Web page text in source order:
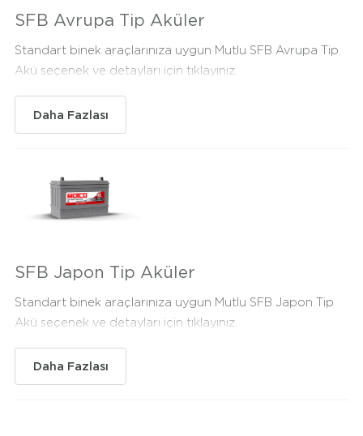
SFB Avrupa Tip Aküler
Standart binek araçlarınıza uygun Mutlu SFB Avrupa Tip
Akü seçenek ve detayları için tıklayınız.
Daha Fazlası
SFB Japon Tip Aküler
Standart binek araçlarınıza uygun Mutlu SFB Japon Tip
Akü seçenek ve detayları için tıklayınız.
Daha Fazlası